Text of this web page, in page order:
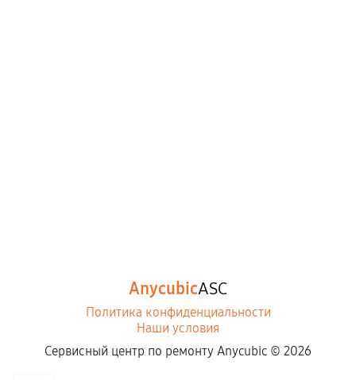
AnycubicASC
Политика конфиденциальности
Наши условия
Сервисный центр по ремонту Anycubic © 2026